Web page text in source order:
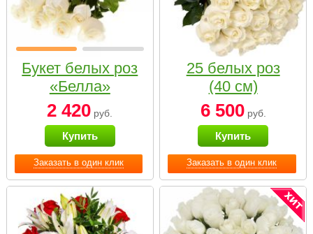
Заказать в один клик
Букет белых роз
«Белла»
2 420 руб.
Купить
Заказать в один клик
25 белых роз
(40 см)
6 500руб.
Купить